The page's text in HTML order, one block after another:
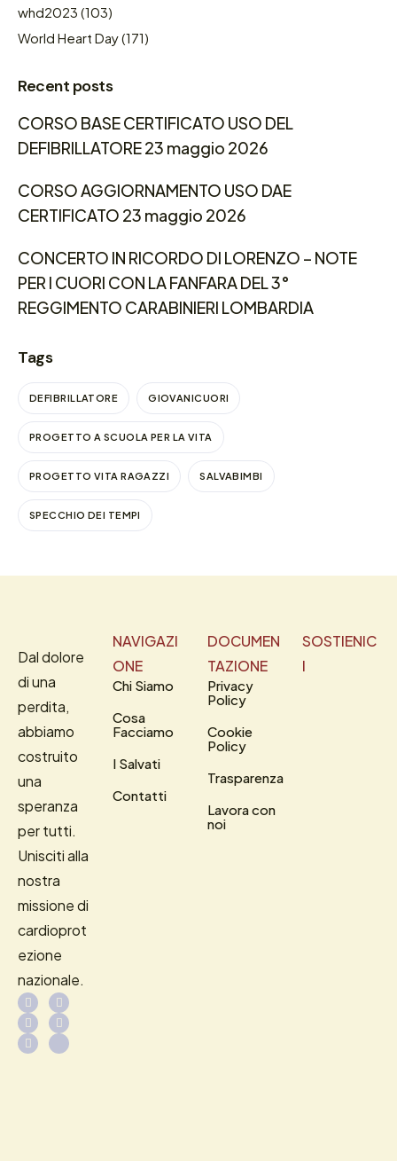
whd2023 (103)
World Heart Day(171)
Recent posts
CORSO BASE CERTIFICATO USO DEL
DEFIBRILLATORE 23 maggio 2026
CORSO AGGIORNAMENTO USO DAE
CERTIFICATO 23 maggio 2026
CONCERTO IN RICORDO DI LORENZO – NOTE
PER I CUORI CON LA FANFARA DEL 3°
REGGIMENTO CARABINIERI LOMBARDIA
Tags
DEFIBRILLATORE GIOVANICUORI
PROGETTO A SCUOLA PER LA VITA
PROGETTO VITA RAGAZZI SALVABIMBI
SPECCHIO DEI TEMPI
Dal dolore
di una
perdita,
abbiamo
costruito
una
speranza
per tutti.
Unisciti alla
nostra
missione di
cardioprot
ezione
nazionale.
NAVIGAZI
ONE
Chi Siamo
Cosa
Facciamo
I Salvati
Contatti
DOCUMEN
TAZIONE
Privacy
Policy
Cookie
Policy
Trasparenza
Lavora con
noi
SOSTIENIC
I